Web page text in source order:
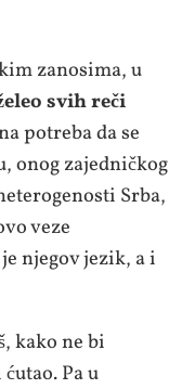
zanosima, u
svih reči
potreba da se
onog zajedničkog
Srba,
veze
njegov jezik, a i
kako ne bi
Pa u